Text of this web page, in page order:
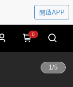
開啟APP
0
1/5